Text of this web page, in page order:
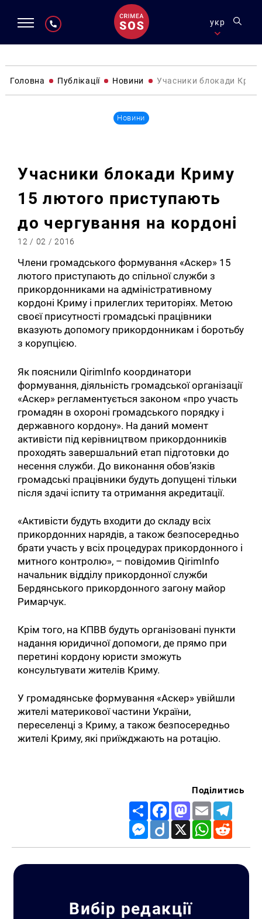
укр
Головна Публікації Новини Учасники блокади
Новини
Учасники блокади Криму
15 лютого приступають
до чергування на кордоні
12 / 02 / 2016
Члени громадського формування «Аскер» 15
лютого приступають до спільної служби з
прикордонниками на адміністративному
кордоні Криму і прилеглих територіях. Метою
своєї присутності громадські працівники
вказують допомогу прикордонникам і боротьбу
з корупцією.
Як пояснили QirimInfo координатори
формування, діяльність громадської організації
«Аскер» регламентується законом «про участь
громадян в охороні громадського порядку і
державного кордону». На даний момент
активісти під керівництвом прикордонників
проходять завершальний етап підготовки до
несення служби. До виконання обов’язків
громадські працівники будуть допущені тільки
після здачі іспиту та отримання акредитації.
«Активісти будуть входити до складу всіх
прикордонних нарядів, а також безпосередньо
брати участь у всіх процедурах прикордонного і
митного контролю», – повідомив QirimInfo
начальник відділу прикордонної служби
Бердянського прикордонного загону майор
Римарчук.
Крім того, на КПВВ будуть організовані пункти
надання юридичної допомоги, де прямо при
перетині кордону юристи зможуть
консультувати жителів Криму.
У громадянське формування «Аскер» увійшли
жителі материкової частини України,
переселенці з Криму, а також безпосередньо
жителі Криму, які приїжджають на ротацію.
Поділитись
Share FacebookMastodon
Email
Messenger
Diigo X WhatsApp
Вибір редакції